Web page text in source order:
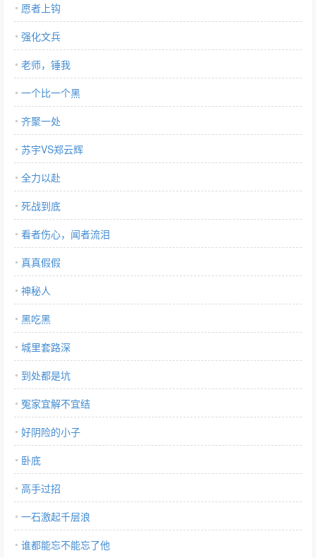
愿者上钩
强化文兵
老师，锤我
一个比一个黑
齐聚一处
苏宇VS郑云辉
全力以赴
死战到底
看者伤心，闻者流泪
真真假假
神秘人
黑吃黑
城里套路深
到处都是坑
冤家宜解不宜结
好阴险的小子
卧底
高手过招
一石激起千层浪
谁都能忘不能忘了他